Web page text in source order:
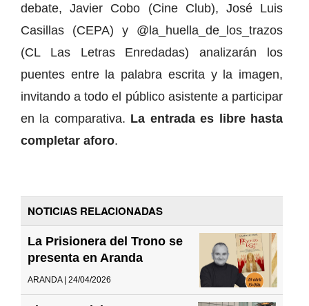
debate, Javier Cobo (Cine Club), José Luis
Casillas (CEPA) y @la_huella_de_los_trazos
(CL Las Letras Enredadas) analizarán los
puentes entre la palabra escrita y la imagen,
invitando a todo el público asistente a participar
en la comparativa. La entrada es libre hasta
completar aforo.
NOTICIAS RELACIONADAS
La Prisionera del Trono se
presenta en Aranda
ARANDA | 24/04/2026